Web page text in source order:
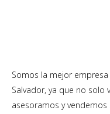
Somos la mejor empresa
Salvador, ya que no
asesoramos y